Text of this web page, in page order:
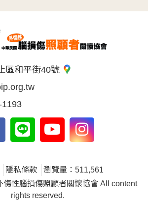
區和平街40號
1193
隱私條款
瀏覽量：511,561
性腦損傷照顧者關懷協會 All content
rights reserved.